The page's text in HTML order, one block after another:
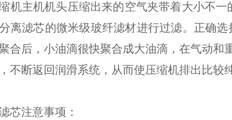
机主机机头压缩出来的空气夹带着大小不
离滤芯的微米级玻纤滤材进行过滤。正确
合后，小油滴很快聚合成大油滴，在气动和
不断返回润滑系统，从而使压缩机排出比较
芯注意事项：